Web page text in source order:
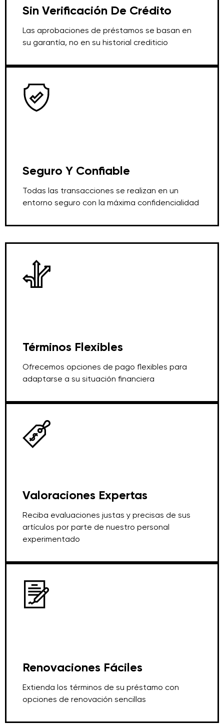
Sin Verificación De Crédito
Las aprobaciones de préstamos se basan en
su garantía, no en su historial crediticio
Seguro Y Confiable
Todas las transacciones se realizan en un
entorno seguro con la máxima confidencialidad
Términos Flexibles
Ofrecemos opciones de pago flexibles para
adaptarse a su situación financiera
Valoraciones Expertas
Reciba evaluaciones justas y precisas de sus
artículos por parte de nuestro personal
experimentado
Renovaciones Fáciles
Extienda los términos de su préstamo con
opciones de renovación sencillas